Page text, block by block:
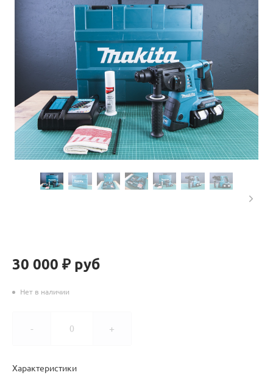
30 000 ₽ руб
Нет в наличии
- +
Характеристики